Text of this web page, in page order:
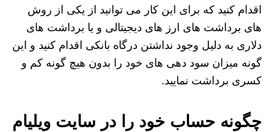
اقدام کنید که برای این کار می توانید از یکی از روش
های برداشت های ارز های دیجیتالی و یا برداشت های
دلاری به دلیل وجود نداشتن درگاه بانکی اقدام کنید و این
گونه میزان سود دهی های خود را بدون هیچ گونه کم و
کسری برداشت نمایید.
چگونه حساب خود را در سایت ویلیام